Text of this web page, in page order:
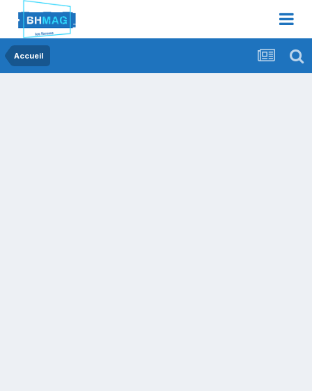
Accueil